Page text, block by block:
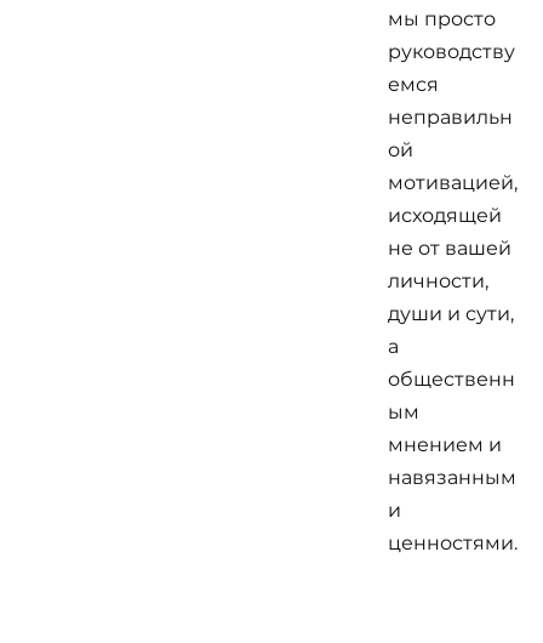
мы просто
руководству
емся
неправильн
ой
мотивацией,
исходящей
не от вашей
личности,
души и сути,
а
общественн
ым
мнением и
навязанным
и
ценностями.